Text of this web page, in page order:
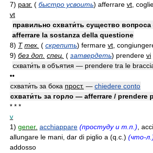
7) разг. ( быстро усвоить) afferrare vt ,
vt
правильно схвати́ть существо
afferrare la sostanza della questione
8) Т тех. ( скрепить) fermare vt ,
9) без доп. спец. ( затвердеть) prendere vi
схвати́ть в объятия — prendere tra le
••
схвати́ть за бока прост. — chiedere conto
схвати́ть за горло — afferrare / prendere
* * *
v
1) gener. acchiappare (простуду и т.п.) ,
allungare le mani, dar di piglio a (q.c.) (что-
addosso